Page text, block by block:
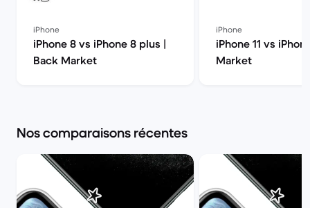
iPhone
iPhone 8 vs iPhone 8 plus |
Back Market
iPhone
iPhone 11 vs
Market
Nos comparaisons récentes